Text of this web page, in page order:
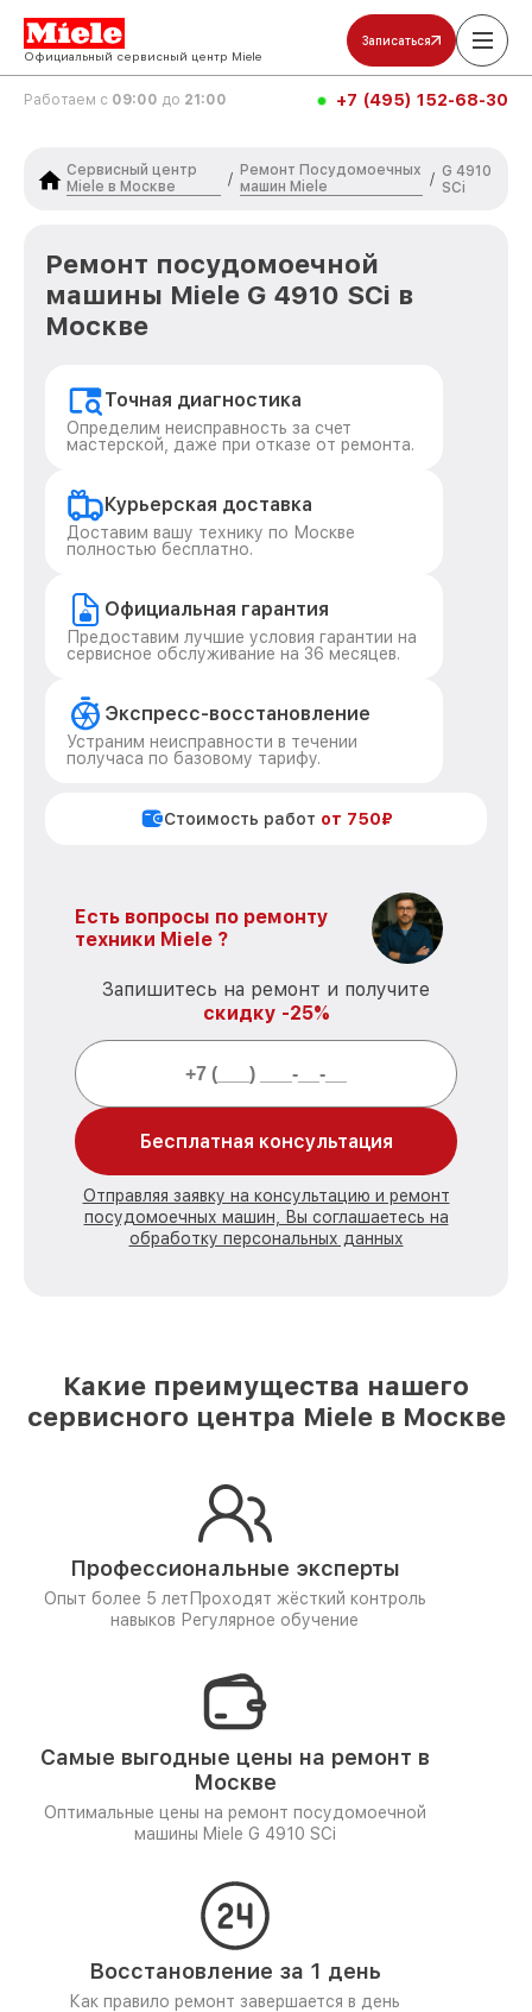
Официальный сервисный центр Miele
Записаться
Работаем с 09:00 до 21:00 +7 (495) 152-68-30
Сервисный центр
Miele в Москве
/
Ремонт Посудомоечных
машин Miele
/ G 4910
SCi
Ремонт посудомоечной
машины Miele G 4910 SCi в
Москве
Точная диагностика
Определим неисправность за счет
мастерской, даже при отказе от ремонта.
Курьерская доставка
Доставим вашу технику по Москве
полностью бесплатно.
Официальная гарантия
Предоставим лучшие условия гарантии на
сервисное обслуживание на 36 месяцев.
Экспресс-восстановление
Устраним неисправности в течении
получаса по базовому тарифу.
Стоимость работ от 750₽
Есть вопросы по ремонту
техники Miele ?
Запишитесь на ремонт и получите
скидку -25%
Бесплатная консультация
Отправляя заявку на консультацию и ремонт
посудомоечных машин, Вы соглашаетесь на
обработку персональных данных
Какие преимущества нашего
сервисного центра Miele в Москве
Профессиональные эксперты
Опыт более 5 лет Проходят жёсткий контроль
навыков Регулярное обучение
Самые выгодные цены на ремонт в
Москве
Оптимальные цены на ремонт посудомоечной
машины Miele G 4910 SCi
Восстановление за 1 день
Как правило ремонт завершается в день